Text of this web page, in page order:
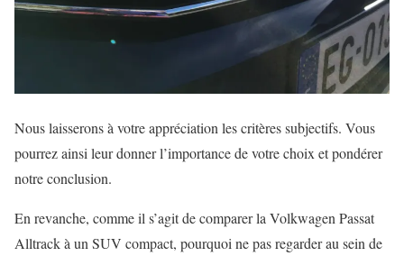
Nous laisserons à votre appréciation les critères subjectifs. Vous
pourrez ainsi leur donner l’importance de votre choix et pondérer
notre conclusion.
En revanche, comme il s’agit de comparer la Volkwagen Passat
Alltrack à un SUV compact, pourquoi ne pas regarder au sein de